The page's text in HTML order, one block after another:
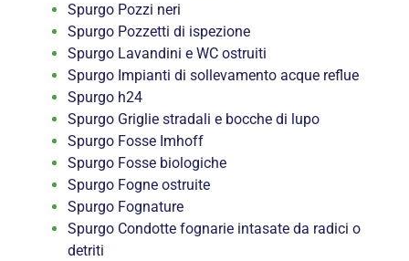
Spurgo Pozzi neri
Spurgo Pozzetti di ispezione
Spurgo Lavandini e WC ostruiti
Spurgo Impianti di sollevamento acque reflue
Spurgo h24
Spurgo Griglie stradali e bocche di lupo
Spurgo Fosse Imhoff
Spurgo Fosse biologiche
Spurgo Fogne ostruite
Spurgo Fognature
Spurgo Condotte fognarie intasate da radici o
detriti